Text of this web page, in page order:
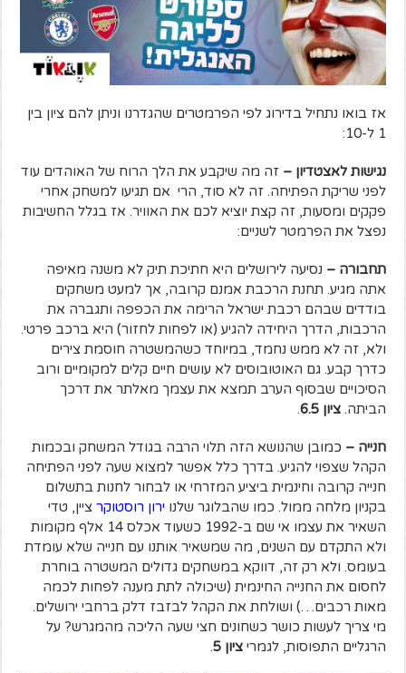
אז בואו נתחיל בדירוג לפי הפרמטרים שהגדרנו וניתן להם ציון בין
1 ל-10:
נגישות לאצטדיון – זה מה שיקבע את הלך הרוח של האוהדים עוד
לפני שריקת הפתיחה. זה לא סוד, הרי אם תגיעו למשחק אחרי
פקקים ומסעות, זה קצת יוציא לכם את האוויר. אז בגלל החשיבות
נפצל את הפרמטר לשניים:
תחבורה – נסיעה לירושלים היא חתיכת תיק לא משנה מאיפה
אתה מגיע. תחנת הרכבת אמנם קרובה, אך למעט משחקים
בודדים שבהם רכבת ישראל הרימה את הכפפה ותגברה את
הרכבות, הדרך היחידה להגיע (או לפחות לחזור) היא ברכב פרטי.
ולא, זה לא ממש נחמד, במיוחד כשהמשטרה חוסמת צירים
כדרך קבע. גם האוטובוסים לא עושים חיים קלים למקומיים ורוב
הסיכויים שבסוף הערב תמצא את עצמך מאלתר את דרכך
הביתה.ציון 6.5 .
חנייה – כמובן שהנושא הזה תלוי הרבה בגודל המשחק ובכמות
הקהל שצפוי להגיע. בדרך כלל אפשר למצוא שעה לפני הפתיחה
חנייה קרובה וחינמית ביציע המזרחי או לבחור לחנות בתשלום
בקניון מלחה ממול. כמו שהבלוגר שלנוירון רוסטוקר ציין, טדי
השאיר את עצמו אי שם ב-1992 כשעוד אכלס 14 אלף מקומות
ולא התקדם עם השנים, מה שמשאיר אותנו עם חנייה שלא עומדת
בעומס. ולא רק זה, דווקא במשחקים גדולים המשטרה בוחרת
לחסום את החנייה החינמית (שיכולה לתת מענה לפחות לכמה
מאות רכבים…) ושולחת את הקהל לבזבז דלק ברחבי ירושלים.
מי צריך לעשות כושר כשחונים חצי שעה הליכה מהמגרש? על
הרגליים התפוסות, לגמריציון 5 .